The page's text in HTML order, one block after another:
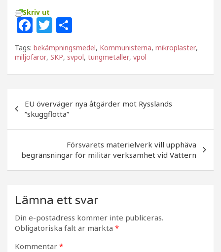
Skriv ut
F
a
c
e
o
o
k
T
w
itt
e
el
a
Tags: bekämpningsmedel, Kommunisterna, mikroplaster,
miljöfaror, SKP, svpol, tungmetaller, vpol
EU överväger nya åtgärder mot Rysslands
”skuggflotta”
Försvarets materielverk vill upphäva
begränsningar för militär verksamhet vid Vättern
Lämna ett svar
Din e-postadress kommer inte publiceras.
Obligatoriska fält är märkta *
Kommentar *